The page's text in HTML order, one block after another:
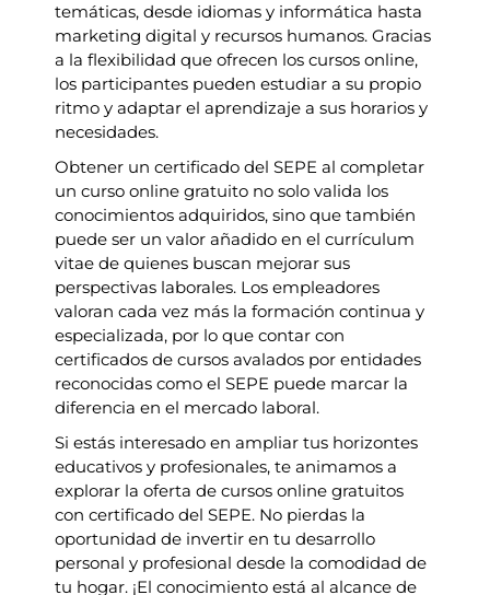
temáticas, desde idiomas y informática hasta
marketing digital y recursos humanos. Gracias
a la flexibilidad que ofrecen los cursos online,
los participantes pueden estudiar a su propio
ritmo y adaptar el aprendizaje a sus horarios y
necesidades.
Obtener un certificado del SEPE al completar
un curso online gratuito no solo valida los
conocimientos adquiridos, sino que también
puede ser un valor añadido en el currículum
vitae de quienes buscan mejorar sus
perspectivas laborales. Los empleadores
valoran cada vez más la formación continua y
especializada, por lo que contar con
certificados de cursos avalados por entidades
reconocidas como el SEPE puede marcar la
diferencia en el mercado laboral.
Si estás interesado en ampliar tus horizontes
educativos y profesionales, te animamos a
explorar la oferta de cursos online gratuitos
con certificado del SEPE. No pierdas la
oportunidad de invertir en tu desarrollo
personal y profesional desde la comodidad de
tu hogar. ¡El conocimiento está al alcance de